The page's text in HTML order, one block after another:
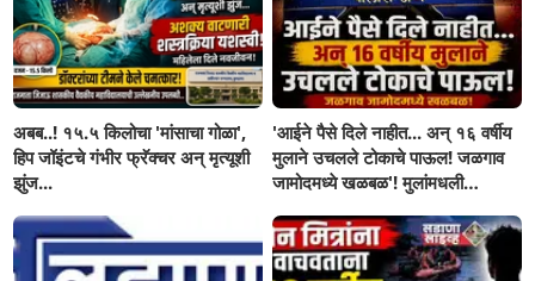
अबब..! १५.५ किलोचा 'मांसाचा गोळा',
हिप जॉइंटचे गंभीर फ्रॅक्चर अन् मृत्यूशी
झुंज...
'आईने पैसे दिले नाहीत... अन् १६ वर्षीय
मुलाने उचलले टोकाचे पाऊल! जळगाव
जामोदमध्ये खळबळ'! मुलांमधली